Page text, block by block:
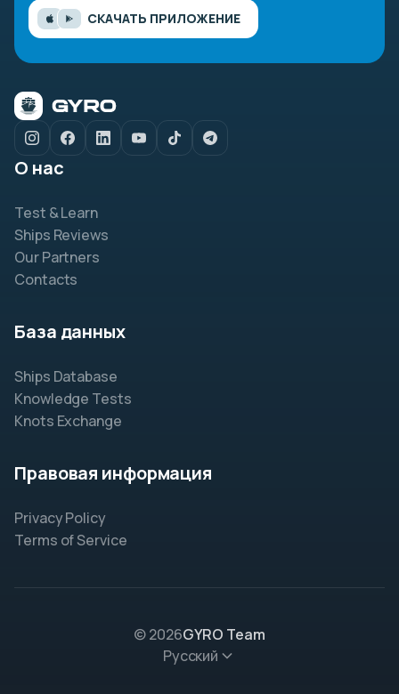
СКАЧАТЬ ПРИЛОЖЕНИЕ
О нас
Test & Learn
Ships Reviews
Our Partners
Contacts
База данных
Ships Database
Knowledge Tests
Knots Exchange
Правовая информация
Privacy Policy
Terms of Service
© 2026GYRO Team
Русский